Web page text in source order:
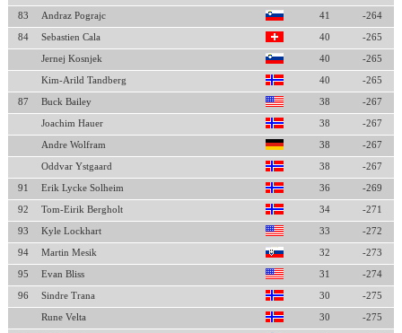
83 Andraz Pograjc 41 -264
84 Sebastien Cala 40 -265
Jernej Kosnjek 40 -265
Kim-Arild Tandberg 40 -265
87 Buck Bailey 38 -267
Joachim Hauer 38 -267
Andre Wolfram 38 -267
Oddvar Ystgaard 38 -267
91 Erik Lycke Solheim 36 -269
92 Tom-Eirik Bergholt 34 -271
93 Kyle Lockhart 33 -272
94 Martin Mesik 32 -273
95 Evan Bliss 31 -274
96 Sindre Trana 30 -275
Rune Velta 30 -275